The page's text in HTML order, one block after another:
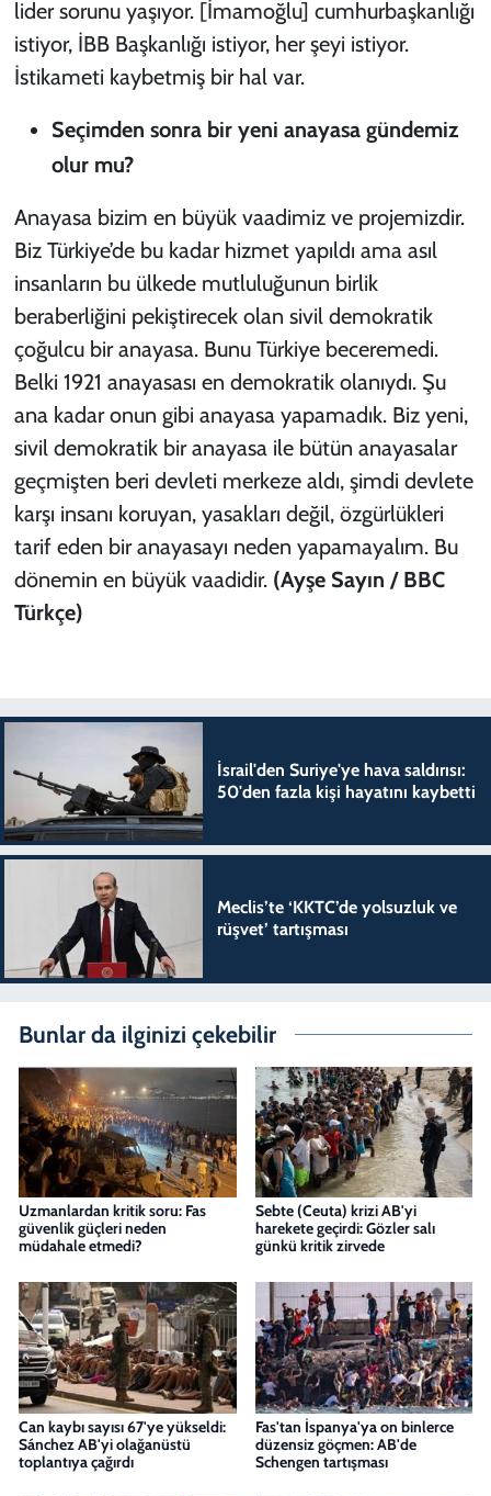
lider sorunu yaşıyor. [İmamoğlu] cumhurbaşkanlığı
istiyor, İBB Başkanlığı istiyor, her şeyi istiyor.
İstikameti kaybetmiş bir hal var.
Seçimden sonra bir yeni anayasa gündemiz
olur mu?
Anayasa bizim en büyük vaadimiz ve projemizdir.
Biz Türkiye’de bu kadar hizmet yapıldı ama asıl
insanların bu ülkede mutluluğunun birlik
beraberliğini pekiştirecek olan sivil demokratik
çoğulcu bir anayasa. Bunu Türkiye beceremedi.
Belki 1921 anayasası en demokratik olanıydı. Şu
ana kadar onun gibi anayasa yapamadık. Biz yeni,
sivil demokratik bir anayasa ile bütün anayasalar
geçmişten beri devleti merkeze aldı, şimdi devlete
karşı insanı koruyan, yasakları değil, özgürlükleri
tarif eden bir anayasayı neden yapamayalım. Bu
dönemin en büyük vaadidir.(Ayşe Sayın / BBC
Türkçe)
İsrail'den Suriye'ye hava saldırısı:
50'den fazla kişi hayatını kaybetti
Meclis’te ‘KKTC’de yolsuzluk ve
rüşvet’ tartışması
Bunlar da ilginizi çekebilir
Uzmanlardan kritik soru: Fas
güvenlik güçleri neden
müdahale etmedi?
Sebte (Ceuta) krizi AB'yi
harekete geçirdi: Gözler salı
günkü kritik zirvede
Can kaybı sayısı 67'ye yükseldi:
Sánchez AB'yi olağanüstü
toplantıya çağırdı
Fas'tan İspanya'ya on binlerce
düzensiz göçmen: AB'de
Schengen tartışması